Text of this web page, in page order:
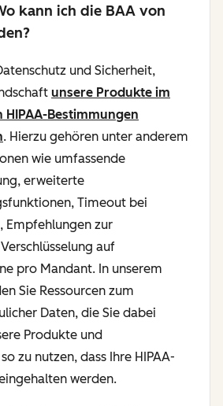
kann ich die BAA von
und Sicherheit,
unsere Produkte im
HIPAA-Bestimmungen
. Hierzu gehören unter anderem
wie umfassende
erweiterte
Timeout bei
Empfehlungen zur
auf
pro Mandant. In unserem
Sie Ressourcen zum
Daten, die Sie dabei
Produkte und
zu nutzen, dass Ihre HIPAA-
werden.